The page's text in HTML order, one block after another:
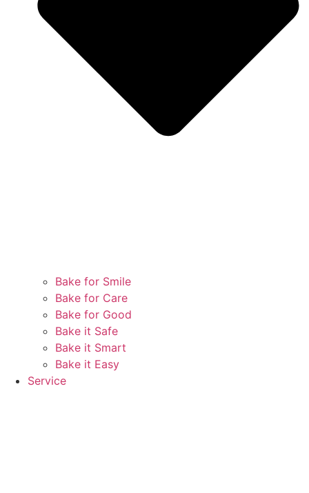
Bake for Smile
Bake for Care
Bake for Good
Bake it Safe
Bake it Smart
Bake it Easy
Service